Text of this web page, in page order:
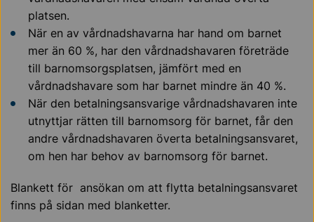
platsen.
När en av vårdnadshavarna har hand om barnet
mer än 60 %, har den vårdnadshavaren företräde
till barnomsorgsplatsen, jämfört med en
vårdnadshavare som har barnet mindre än 40 %.
När den betalningsansvarige vårdnadshavaren inte
utnyttjar rätten till barnomsorg för barnet, får den
andre vårdnadshavaren överta betalningsansvaret,
om hen har behov av barnomsorg för barnet.
Blankett för ansökan om att flytta betalningsansvaret
finns på sidan med blanketter.